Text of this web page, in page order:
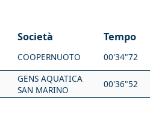
Società Tempo
COOPERNUOTO 00'34"72
GENS AQUATICA
SAN MARINO
00'36"52